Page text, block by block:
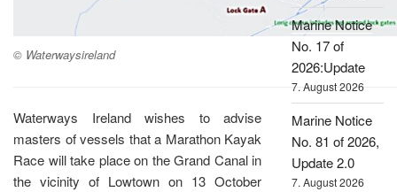
© Waterwaysireland
Waterways Ireland wishes to advise
masters of vessels that a Marathon Kayak
Race will take place on the Grand Canal in
the vicinity of Lowtown on 13 October
Marine Notice
No. 17 of
2026:Update
7. August 2026
Marine Notice
No. 81 of 2026,
Update 2.0
7. August 2026